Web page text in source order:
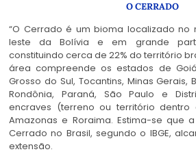
O CERRADO
“O Cerrado é um bioma localizado no
leste da Bolívia e em grande
constituindo cerca de 22% do território
área compreende os estados de
Grosso do Sul, Tocantins, Minas Gerais,
Rondônia, Paraná, São Paulo e
encraves (terreno ou território
Amazonas e Roraima. Estima-se que
Cerrado no Brasil, segundo o IBGE,
extensão.